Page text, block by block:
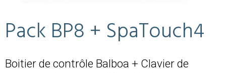
Pack BP8 + SpaTouch4
Boitier de contrôle Balboa + Clavier de